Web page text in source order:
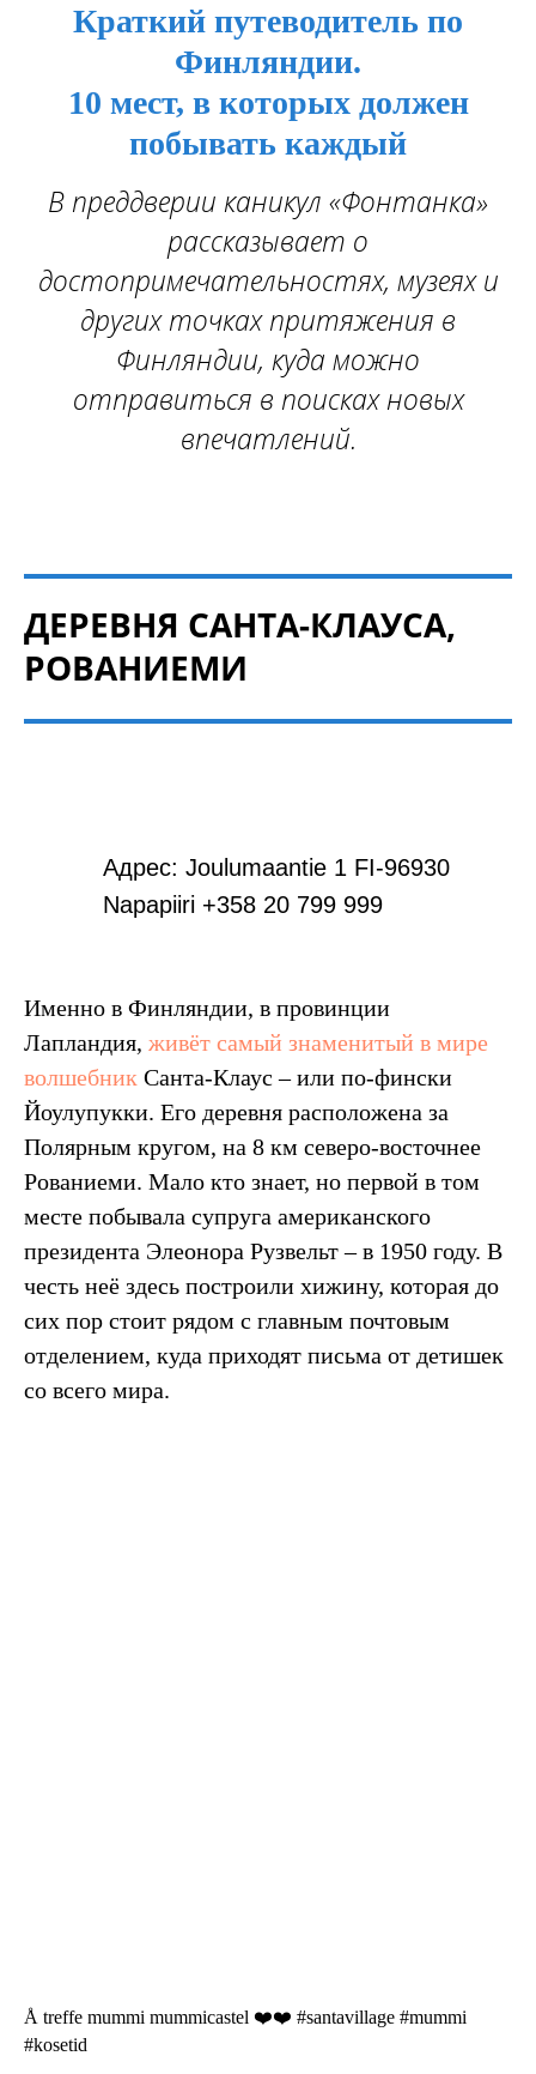
Краткий путеводитель по
Финляндии.
10 мест, в которых должен
побывать каждый
В преддверии каникул «Фонтанка»
рассказывает о
достопримечательностях, музеях и
других точках притяжения в
Финляндии, куда можно
отправиться в поисках новых
впечатлений.
ДЕРЕВНЯ САНТА-КЛАУСА,
РОВАНИЕМИ
Адрес: Joulumaantie 1 FI-96930
Napapiiri +358 20 799 999
Именно в Финляндии, в провинции
Лапландия, живёт самый знаменитый в мире
волшебник Санта-Клаус – или по-фински
Йоулупукки. Его деревня расположена за
Полярным кругом, на 8 км северо-восточнее
Рованиеми. Мало кто знает, но первой в том
месте побывала супруга американского
президента Элеонора Рузвельт – в 1950 году. В
честь неё здесь построили хижину, которая до
сих пор стоит рядом с главным почтовым
отделением, куда приходят письма от детишек
со всего мира.
Å treffe mummi mummicastel ❤️❤️ #santavillage #mummi
#kosetid